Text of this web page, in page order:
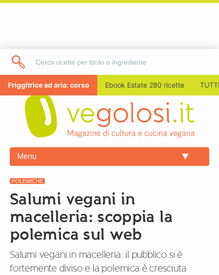
Friggitrice ad aria: corso Ebook Estate 280 ricette
Menu
POLEMICHE
Salumi vegani in
macelleria: scoppia la
polemica sul web
Salumi vegani in macelleria: il pubblico si è
fortemente diviso e la polemica è cresciuta